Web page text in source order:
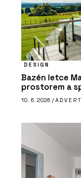
DESIGN
Bazén letce
prostorem a
10. 6. 2026 /